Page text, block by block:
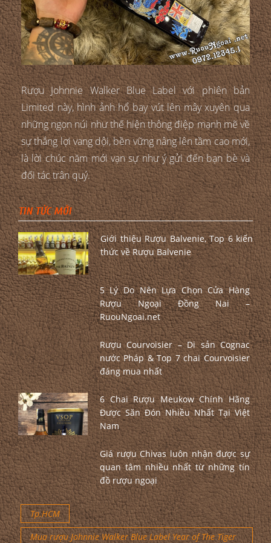
Rượu Johnnie Walker Blue Label với phiên bản
Limited này, hình ảnh hổ bay vút lên mây xuyên qua
những ngọn núi như thế hiện thông điệp mạnh mẽ về
sự thắng lợi vang dội, bền vững nâng lên tầm cao mới,
là lời chúc năm mới vạn sự như ý gửi đến bạn bè và
đối tác trân quý.
TIN TỨC MỚI
Giới thiệu Rượu Balvenie, Top 6 kiến
thức về Rượu Balvenie
5 Lý Do Nên Lựa Chọn Cửa Hàng
Rượu Ngoại Đồng Nai –
RuouNgoai.net
Rượu Courvoisier – Di sản Cognac
nước Pháp & Top 7 chai Courvoisier
đáng mua nhất
6 Chai Rượu Meukow Chính Hãng
Được Săn Đón Nhiều Nhất Tại Việt
Nam
Giá rượu Chivas luôn nhận được sự
quan tâm nhiều nhất từ những tín
đồ rượu ngoại
Tp.HCM
Mua rượu Johnnie Walker Blue Label Year of The Tiger